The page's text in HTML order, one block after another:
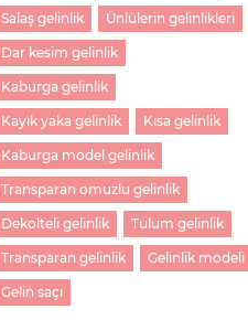
Salaş gelinlik Ünlülerin gelinlikleri
Dar kesim gelinlik
Kaburga gelinlik
Kayık yaka gelinlik Kısa gelinlik
Kaburga model gelinlik
Transparan omuzlu gelinlik
Dekolteli gelinlik Tulum gelinlik
Transparan gelinlik Gelinlik modeli
Gelin saçı